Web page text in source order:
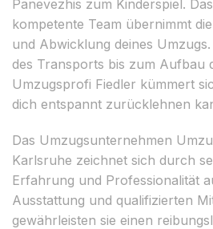
Panevezhis zum Kinderspiel.
kompetente Team übernimmt
und Abwicklung deines
des Transports bis zum Aufbau
Umzugsprofi Fiedler kümmert
dich entspannt zurücklehnen
Das Umzugsunternehmen
Karlsruhe zeichnet sich durch
Erfahrung und Professionalität
Ausstattung und qualifizierten
gewährleisten sie einen